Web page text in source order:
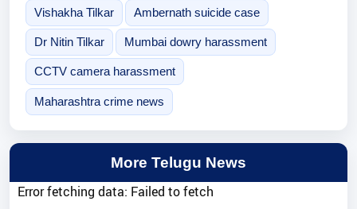
Vishakha Tilkar Ambernath suicide case
Dr Nitin Tilkar Mumbai dowry harassment
CCTV camera harassment
Maharashtra crime news
More Telugu News
Error fetching data: Failed to fetch